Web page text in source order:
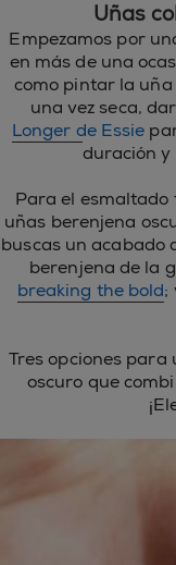
Uñas
Empezamos por
en más de una
como pintar la
una vez seca,
Longer de Essie
duración
Para el esmaltado
uñas berenjena
buscas un acabado
berenjena de la
breaking the bold;
Tres opciones
oscuro que